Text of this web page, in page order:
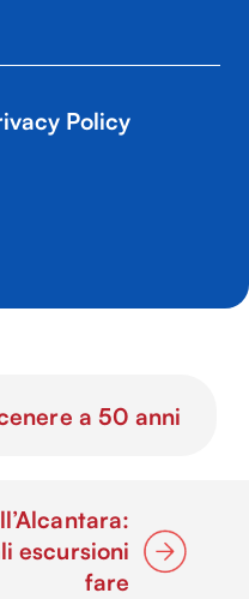
Policy
a 50 anni
escursioni
fare